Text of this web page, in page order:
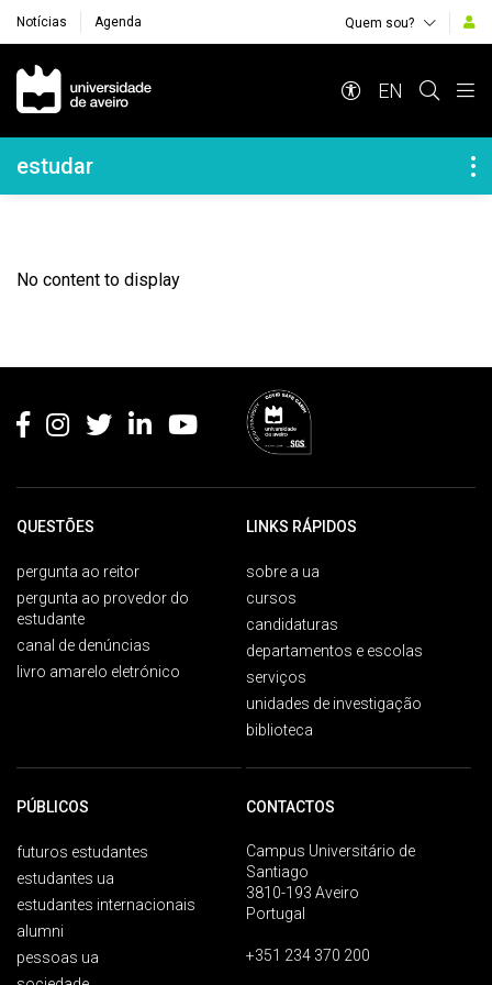
Notícias Agenda Quem sou?
Navegação Principal
EN
Navegação Lateral
estudar
No content to display
QUESTÕES
pergunta ao reitor
pergunta ao provedor do
estudante
canal de denúncias
livro amarelo eletrónico
LINKS RÁPIDOS
sobre a ua
cursos
candidaturas
departamentos e escolas
serviços
unidades de investigação
biblioteca
PÚBLICOS
futuros estudantes
estudantes ua
estudantes internacionais
alumni
pessoas ua
CONTACTOS
Campus Universitário de
Santiago
3810-193 Aveiro
Portugal
+351 234 370 200